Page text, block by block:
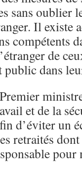
sans oublier
Il existe
compétents
de
dans
et de la
d’éviter un
retraités